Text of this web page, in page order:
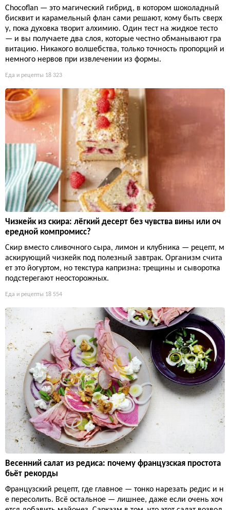
Chocoflan — это магический гибрид, в котором шоколадный
бисквит и карамельный флан сами решают, кому быть сверх
у, пока духовка творит алхимию. Один тест на жидкое тесто
— и вы получаете два слоя, которые честно обманывают гра
витацию. Никакого волшебства, только точность пропорций и
немного нервов при извлечении из формы.
Еда и рецепты 18 323
Чизкейк из скира: лёгкий десерт без чувства вины или оч
ередной компромисс?
Скир вместо сливочного сыра, лимон и клубника — рецепт, м
аскирующий чизкейк под полезный завтрак. Организм счита
ет это йогуртом, но текстура капризна: трещины и сыворотка
подстерегают неосторожных.
Еда и рецепты 18 554
Весенний салат из редиса: почему французская простота
бьёт рекорды
Французский рецепт, где главное — тонко нарезать редис и н
е пересолить. Всё остальное — лишнее, даже если очень хоч